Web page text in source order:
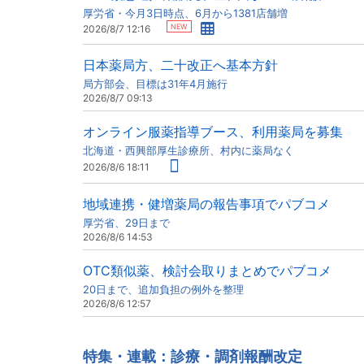
厚労省・今月3日時点、6月から1381店舗増
2026/8/7 12:16 NEW
日本薬局方、二十改正へ基本方針
局方部会、目標は31年4月施行
2026/8/7 09:13
オンライン服薬指導ブース、利用薬局を募集
北海道・西興部厚生診療所、村内に薬局なく
2026/8/6 18:11
地域連携・健増薬局の報告事項でパブコメ
厚労省、29日まで
2026/8/6 14:53
OTC類似薬、検討会取りまとめでパブコメ
20日まで、追加負担の例外を整理
2026/8/6 12:57
特集・連載：診療・調剤報酬改定